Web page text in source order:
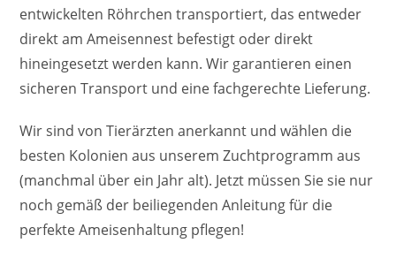
entwickelten Röhrchen transportiert, das entweder
direkt am Ameisennest befestigt oder direkt
hineingesetzt werden kann. Wir garantieren einen
sicheren Transport und eine fachgerechte Lieferung.
Wir sind von Tierärzten anerkannt und wählen die
besten Kolonien aus unserem Zuchtprogramm aus
(manchmal über ein Jahr alt). Jetzt müssen Sie sie nur
noch gemäß der beiliegenden Anleitung für die
perfekte Ameisenhaltung pflegen!